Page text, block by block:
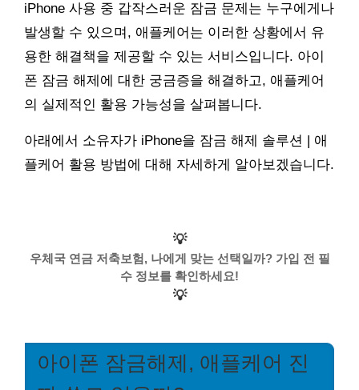
iPhone 사용 중 갑작스러운 잠금 문제는 누구에게나
발생할 수 있으며, 애플케어는 이러한 상황에서 유
용한 해결책을 제공할 수 있는 서비스입니다. 아이
폰 잠금 해제에 대한 궁금증을 해결하고, 애플케어
의 실제적인 활용 가능성을 살펴봅니다.
아래에서 소유자가 iPhone을 잠금 해제 솔루션 | 애
플케어 활용 방법에 대해 자세하게 알아보겠습니다.
💡
우체국 연금 저축보험, 나에게 맞는 선택일까? 가입 전 필
수 정보를 확인하세요!
💡
아이폰 잠금해제, 애플케어 진